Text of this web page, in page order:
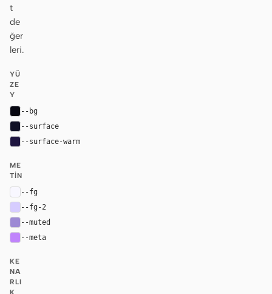
t
de
ğer
leri.
YÜ
ZE
Y
--bg
--surface
--surface-warm
ME
TIN
--fg
--fg-2
--muted
--meta
KE
NA
RLI
K